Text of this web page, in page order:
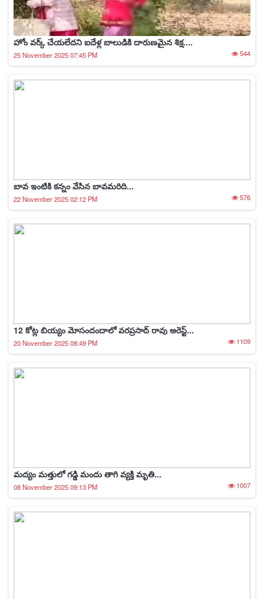
హోం వర్క్ చేయలేదని ఐదేళ్ల బాలుడికి దారుణమైన శిక్ష....
25 November 2025 07:45 PM 544
బావ ఇంటికి కన్నం వేసిన బావమరిది...
22 November 2025 02:12 PM 576
12 కోట్ల బియ్యం మోసందందాలో వరప్రసాద్‌ రావు అరెస్ట్...
20 November 2025 08:49 PM 1109
మద్యం మత్తులో గడ్డి మందు తాగి వ్యక్తి మృతి...
08 November 2025 09:13 PM 1007